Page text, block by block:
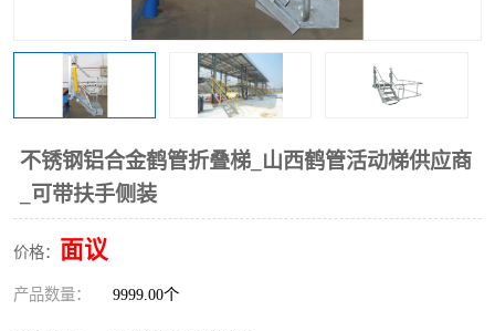
不锈钢铝合金鹤管折叠梯_山西鹤管活动梯供应商
_可带扶手侧装
价格： 面议
产品数量： 9999.00个